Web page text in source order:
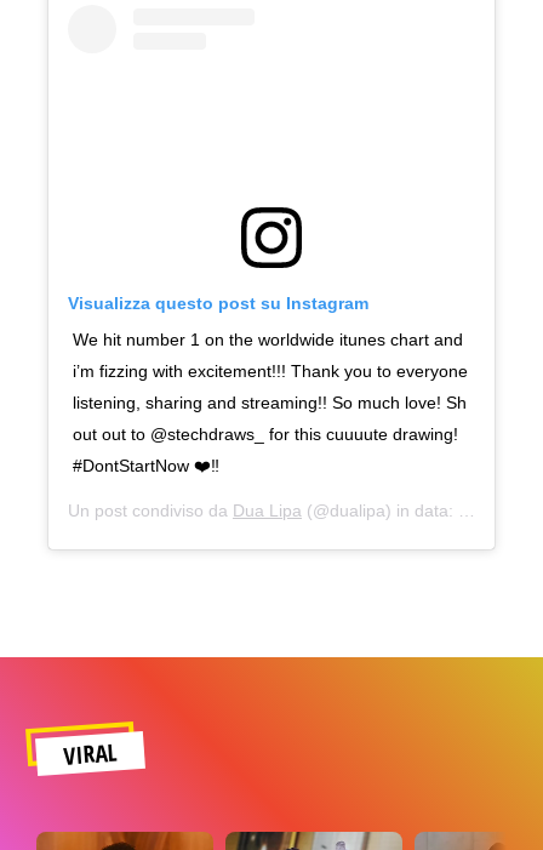
Visualizza questo post su Instagram
We hit number 1 on the worldwide itunes chart and
i’m fizzing with excitement!!! Thank you to everyone
listening, sharing and streaming!! So much love! Sh
out out to @stechdraws_ for this cuuuute drawing!
#DontStartNow ❤️‼️
Un post condiviso da Dua Lipa (@dualipa) in data: 2 Nov
VIRAL